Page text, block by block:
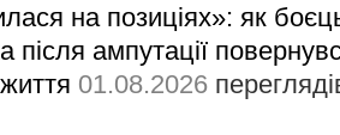
на позиціях»: як
після ампутації
01.08.2026